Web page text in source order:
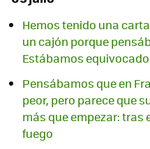
Hemos tenido una
un cajón porque
Estábamos
Pensábamos que en
peor, pero parece que
más que empezar: tras
fuego